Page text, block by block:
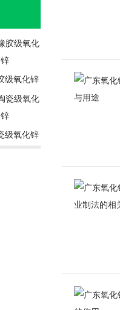
级氧化锌
级氧化锌